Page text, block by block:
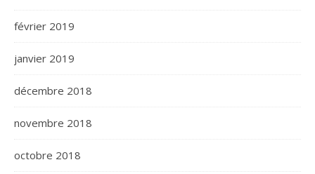
février 2019
janvier 2019
décembre 2018
novembre 2018
octobre 2018